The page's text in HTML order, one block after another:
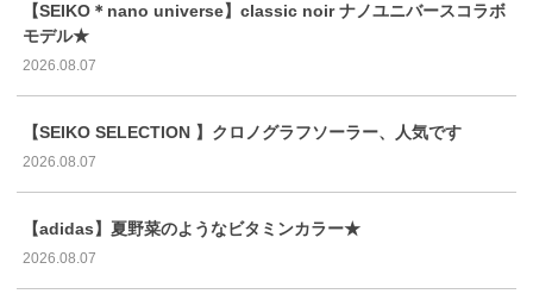
【SEIKO＊nano universe】classic noir ナノユニバースコラボ
モデル★
2026.08.07
【SEIKO SELECTION 】クロノグラフソーラー、人気です
2026.08.07
【adidas】夏野菜のようなビタミンカラー★
2026.08.07